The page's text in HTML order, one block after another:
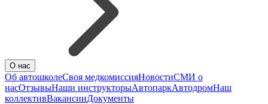
О нас
Об автошколеСвоя медкомиссияНовостиСМИ о
насОтзывыНаши инструкторыАвтопаркАвтодромНаш
коллективВакансииДокументы